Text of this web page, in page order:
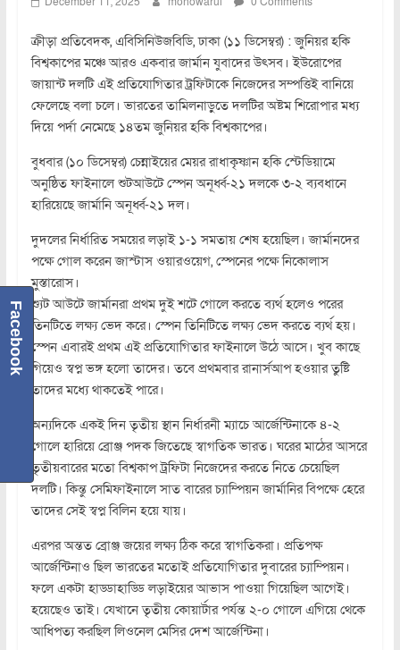
ক্রীড়া প্রতিবেদক, এবিসিনিউজবিডি, ঢাকা (১১ ডিসেম্বর) : জুনিয়র হকি
বিশ্বকাপের মঞ্চে আরও একবার জার্মান যুবাদের উৎসব। ইউরোপের
জায়ান্ট দলটি এই প্রতিযোগিতার ট্রফিটাকে নিজেদের সম্পত্তিই বানিয়ে
ফেলেছে বলা চলে। ভারতের তামিলনাড়ুতে দলটির অষ্টম শিরোপার মধ্য
দিয়ে পর্দা নেমেছে ১৪তম জুনিয়র হকি বিশ্বকাপের।
বুধবার (১০ ডিসেম্বর) চেন্নাইয়ের মেয়র রাধাকৃষ্ণান হকি স্টেডিয়ামে
অনুষ্ঠিত ফাইনালে শুটআউটে স্পেন অনূর্ধ্ব-২১ দলকে ৩-২ ব্যবধানে
হারিয়েছে জার্মানি অনূর্ধ্ব-২১ দল।
দুদলের নির্ধারিত সময়ের লড়াই ১-১ সমতায় শেষ হয়েছিল। জার্মানদের
পক্ষে গোল করেন জাস্টাস ওয়ারওয়েগ, স্পেনের পক্ষে নিকোলাস
মুস্তারোস।
শ্যুট আউটে জার্মানরা প্রথম দুই শটে গোলে করতে ব্যর্থ হলেও পরের
তিনটিতে লক্ষ্য ভেদ করে। স্পেন তিনিটিতে লক্ষ্য ভেদ করতে ব্যর্থ হয়।
স্পেন এবারই প্রথম এই প্রতিযোগিতার ফাইনালে উঠে আসে। খুব কাছে
গিয়েও স্বপ্ন ভঙ্গ হলো তাদের। তবে প্রথমবার রানার্সআপ হওয়ার তুষ্টি
তাদের মধ্যে থাকতেই পারে।
অন্যদিকে একই দিন তৃতীয় স্থান নির্ধারনী ম্যাচে আর্জেন্টিনাকে ৪-২
গোলে হারিয়ে ব্রোঞ্জ পদক জিতেছে স্বাগতিক ভারত। ঘরের মাঠের আসরে
তৃতীয়বারের মতো বিশ্বকাপ ট্রফিটা নিজেদের করতে নিতে চেয়েছিল
দলটি। কিন্তু সেমিফাইনালে সাত বারের চ্যাম্পিয়ন জার্মানির বিপক্ষে হেরে
তাদের সেই স্বপ্ন বিলিন হয়ে যায়।
এরপর অন্তত ব্রোঞ্জ জয়ের লক্ষ্য ঠিক করে স্বাগতিকরা। প্রতিপক্ষ
আর্জেন্টিনাও ছিল ভারতের মতোই প্রতিযোগিতার দুবারের চ্যাম্পিয়ন।
ফলে একটা হাড্ডাহাড্ডি লড়াইয়ের আভাস পাওয়া গিয়েছিল আগেই।
হয়েছেও তাই। যেখানে তৃতীয় কোয়ার্টার পর্যন্ত ২-০ গোলে এগিয়ে থেকে
আধিপত্য করছিল লিওনেল মেসির দেশ আর্জেন্টিনা।
Facebook